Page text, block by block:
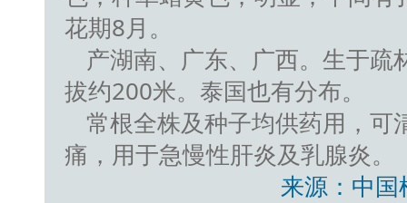
花期8月。
产湖南、广东、广西。生于疏
拔约200米。泰国也有分布。
常根全株及种子均供药用，可
痛，用于急慢性肝炎及乳腺炎。
来源：中